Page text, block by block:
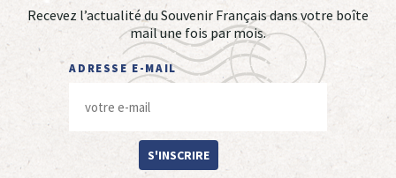
Recevez l’actualité du Souvenir Français dans votre boîte
mail une fois par mois.
ADRESSE E-MAIL
S'INSCRIRE